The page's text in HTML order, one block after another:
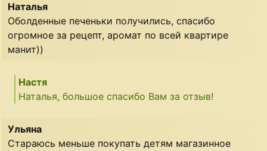
Наталья
Оболденные печеньки получились, спасибо
огромное за рецепт, аромат по всей квартире
манит))
Настя
Наталья, большое спасибо Вам за отзыв!
Ульяна
Стараюсь меньше покупать детям магазинное